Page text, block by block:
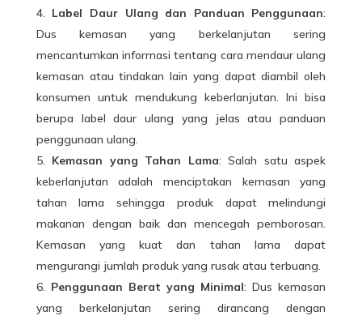
Label Daur Ulang dan Panduan Penggunaan:
Dus kemasan yang berkelanjutan sering
mencantumkan informasi tentang cara mendaur ulang
kemasan atau tindakan lain yang dapat diambil oleh
konsumen untuk mendukung keberlanjutan. Ini bisa
berupa label daur ulang yang jelas atau panduan
penggunaan ulang.
Kemasan yang Tahan Lama: Salah satu aspek
keberlanjutan adalah menciptakan kemasan yang
tahan lama sehingga produk dapat melindungi
makanan dengan baik dan mencegah pemborosan.
Kemasan yang kuat dan tahan lama dapat
mengurangi jumlah produk yang rusak atau terbuang.
Penggunaan Berat yang Minimal: Dus kemasan
yang berkelanjutan sering dirancang dengan